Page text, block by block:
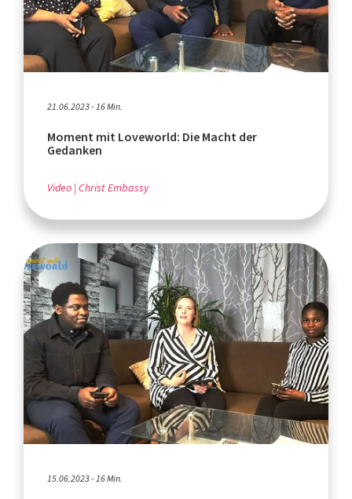
21.06.2023 - 16 Min.
Moment mit Loveworld: Die Macht der
Gedanken
Video Christ Embassy
15.06.2023 - 16 Min.